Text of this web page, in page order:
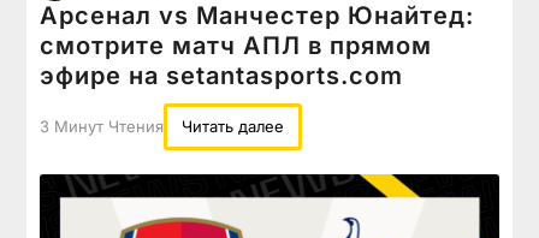
Арсенал vs Манчестер Юнайтед:
смотрите матч АПЛ в прямом
эфире на setantasports.com
3 Минут Чтения Читать далее